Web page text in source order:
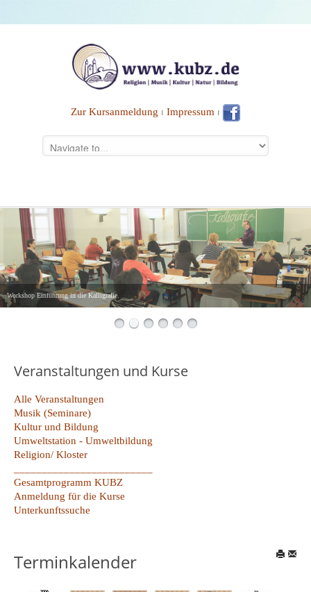
Zur Kursanmeldung ⏐ Impressum ⏐
Workshop Einführung in die Kalligrafie.
Veranstaltungen und Kurse
Alle Veranstaltungen
Musik (Seminare)
Kultur und Bildung
Umweltstation - Umweltbildung
Religion/ Kloster
Gesamtprogramm KUBZ
Anmeldung für die Kurse
Unterkunftssuche
Terminkalender